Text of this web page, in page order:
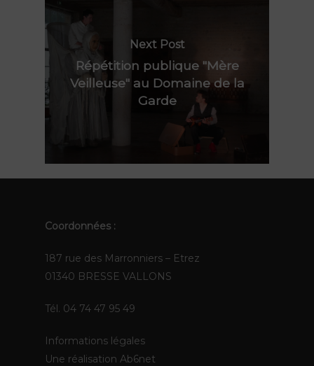
Next Post
Répétition publique "Mère
Veilleuse" au Domaine de la
Garde
Coordonnées :
187 rue des Marronniers – Etrez
01340 BRESSE VALLONS
Tél. 04 74 47 95 49
Informations légales
Une réalisation Ab6net
FR
EN